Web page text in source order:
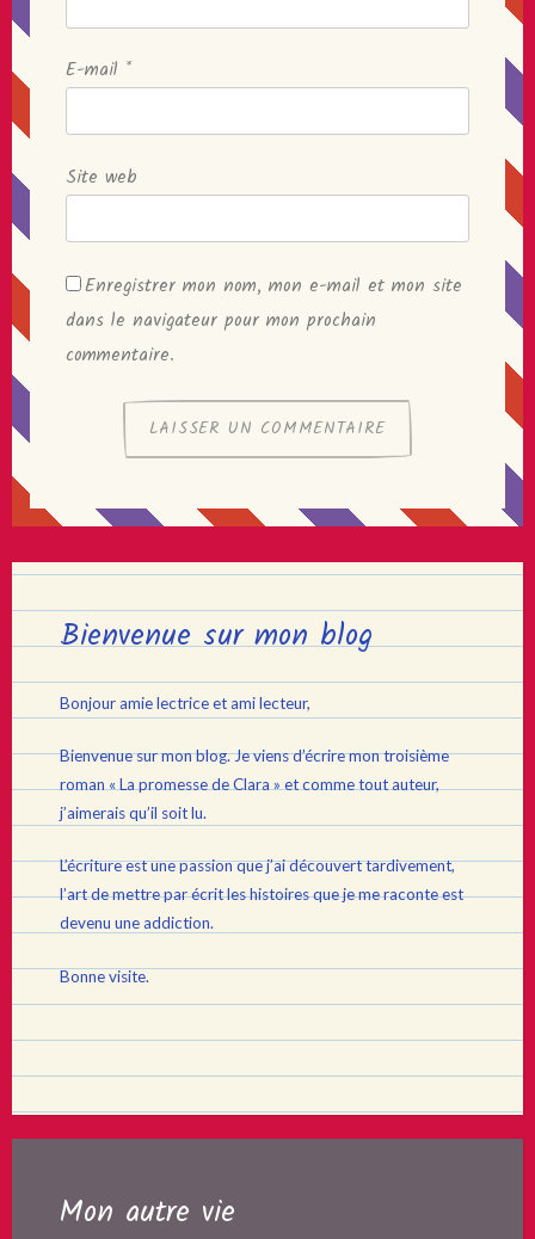
E-mail *
Site web
Enregistrer mon nom, mon e-mail et mon site
dans le navigateur pour mon prochain
commentaire.
Bienvenue sur mon blog
Bonjour amie lectrice et ami lecteur,
Bienvenue sur mon blog. Je viens d’écrire mon troisième
roman « La promesse de Clara » et comme tout auteur,
j’aimerais qu’il soit lu.
L’écriture est une passion que j’ai découvert tardivement,
l’art de mettre par écrit les histoires que je me raconte est
devenu une addiction.
Bonne visite.
Mon autre vie